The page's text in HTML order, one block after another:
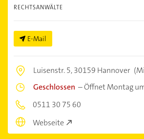
RECHTSANWÄLTE
E-Mail
Luisenstr. 5,30159 Hannover
Geschlossen –Öffnet Montag
0511 30 75 60
Webseite